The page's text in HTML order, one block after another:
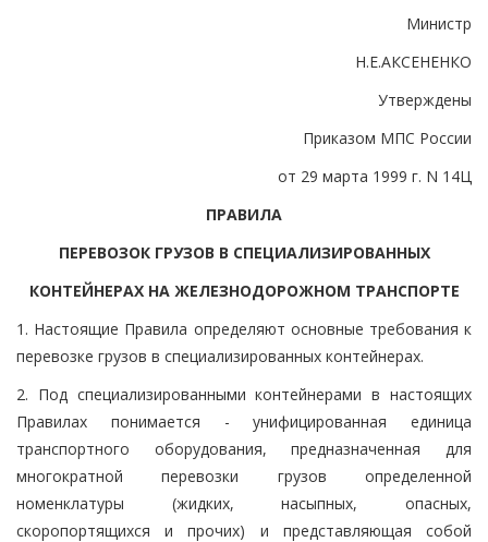
Министр
Н.Е.АКСЕНЕНКО
Утверждены
Приказом МПС России
от 29 марта 1999 г. N 14Ц
ПРАВИЛА
ПЕРЕВОЗОК ГРУЗОВ В СПЕЦИАЛИЗИРОВАННЫХ
КОНТЕЙНЕРАХ НА ЖЕЛЕЗНОДОРОЖНОМ ТРАНСПОРТЕ
1. Настоящие Правила определяют основные требования к
перевозке грузов в специализированных контейнерах.
2. Под специализированными контейнерами в настоящих
Правилах понимается - унифицированная единица
транспортного оборудования, предназначенная для
многократной перевозки грузов определенной
номенклатуры (жидких, насыпных, опасных,
скоропортящихся и прочих) и представляющая собой